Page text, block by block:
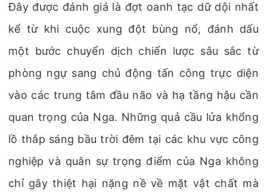
Đây được đánh giá là đợt oanh tạc dữ dội nhất
kể từ khi cuộc xung đột bùng nổ, đánh dấu
một bước chuyển dịch chiến lược sâu sắc từ
phòng ngự sang chủ động tấn công trực diện
vào các trung tâm đầu não và hạ tầng hậu cần
quan trọng của Nga. Những quả cầu lửa khổng
lồ thắp sáng bầu trời đêm tại các khu vực công
nghiệp và quân sự trọng điểm của Nga không
chỉ gây thiệt hại nặng nề về mặt vật chất mà